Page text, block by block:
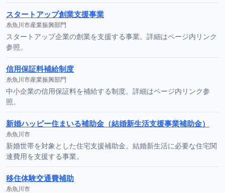
スタートアップ創業支援事業
糸魚川市産業振興部門
スタートアップ企業の創業を支援する事業。詳細はページ内リンク
参照。
信用保証料補給制度
糸魚川市産業振興部門
中小企業の信用保証料を補給する制度。詳細はページ内リンク参
照。
新婚ハッピー住まいる補助金（結婚新生活支援事業補助金）
糸魚川市
新婚世帯を対象とした住宅支援補助金。結婚新生活に必要な住宅関
連費用を支援する事業。
移住体験交通費補助
糸魚川市